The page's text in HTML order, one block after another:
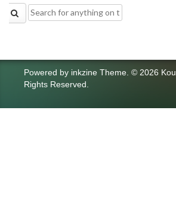
Search
for:
Powered by inkzine Theme © 2026
Rights Reserved.